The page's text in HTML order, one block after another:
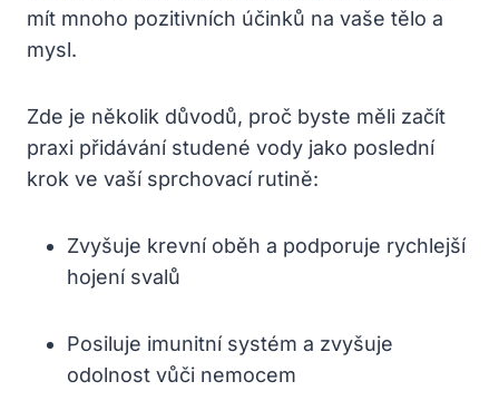
mít mnoho pozitivních účinků na vaše tělo a
mysl.
Zde je několik důvodů, proč byste měli začít
praxi přidávání studené vody jako poslední
krok ve vaší sprchovací rutině:
Zvyšuje krevní oběh a podporuje rychlejší
hojení svalů
Posiluje imunitní systém a zvyšuje
odolnost vůči nemocem